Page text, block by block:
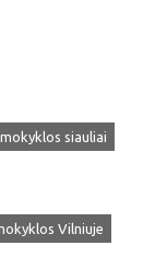
siauliai
Vilniuje